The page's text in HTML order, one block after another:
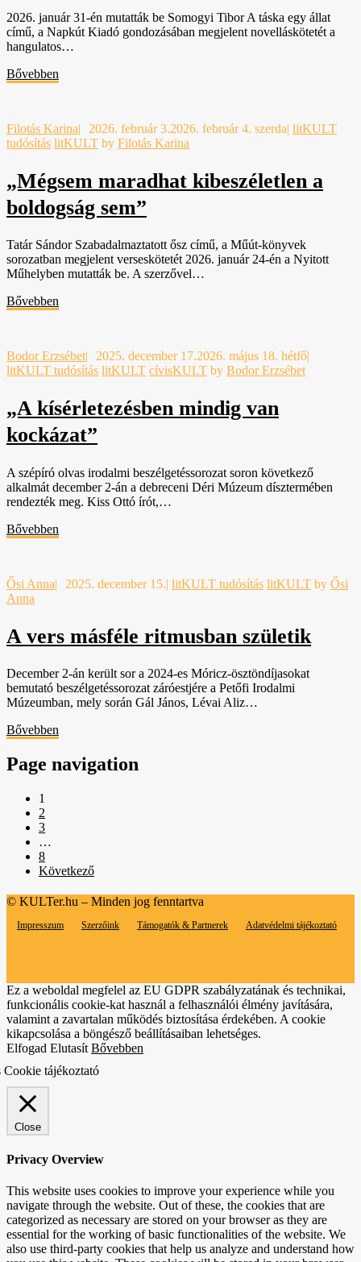
2026. január 31-én mutatták be Somogyi Tibor A táska egy állat
című, a Napkút Kiadó gondozásában megjelent novelláskötetét a
hangulatos…
Bővebben
Filotás Karina| 2026. február 3.2026. február 4. szerda| litKULT
tudósítás litKULT by Filotás Karina
„Mégsem maradhat kibeszéletlen a
boldogság sem”
Tatár Sándor Szabadalmaztatott ősz című, a Műút-könyvek
sorozatban megjelent verseskötetét 2026. január 24-én a Nyitott
Műhelyben mutatták be. A szerzővel…
Bővebben
Bodor Erzsébet| 2025. december 17.2026. május 18. hétfő|
litKULT tudósítás litKULT cívisKULT by Bodor Erzsébet
„A kísérletezésben mindig van
kockázat”
A szépíró olvas irodalmi beszélgetéssorozat soron következő
alkalmát december 2-án a debreceni Déri Múzeum dísztermében
rendezték meg. Kiss Ottó írót,…
Bővebben
Ősi Anna| 2025. december 15.| litKULT tudósítás litKULT by Ősi
Anna
A vers másféle ritmusban születik
December 2-án került sor a 2024-es Móricz-ösztöndíjasokat
bemutató beszélgetéssorozat záróestjére a Petőfi Irodalmi
Múzeumban, mely során Gál János, Lévai Aliz…
Bővebben
Page navigation
1
2
3
…
8
Következő
© KULTer.hu – Minden jog fenntartva
Impresszum Szerzőink Támogatók & Partnerek Adatvédelmi tájékoztató
Ez a weboldal megfelel az EU GDPR szabályzatának és technikai,
funkcionális cookie-kat használ a felhasználói élmény javítására,
valamint a zavartalan működés biztosítása érdekében. A cookie
kikapcsolása a böngésző beállításaiban lehetséges.
Elfogad Elutasít Bővebben
Cookie tájékoztató
Close
Privacy Overview
This website uses cookies to improve your experience while you
navigate through the website. Out of these, the cookies that are
categorized as necessary are stored on your browser as they are
essential for the working of basic functionalities of the website. We
also use third-party cookies that help us analyze and understand how